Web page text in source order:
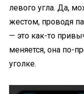
левого угла. Да,
жестом, проводя
— это как-то
меняется, она по-
уголке.